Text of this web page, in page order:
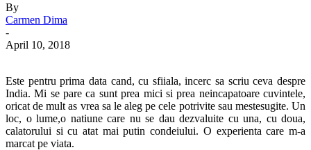
By
Carmen Dima
-
April 10, 2018
Este pentru prima data cand, cu sfiiala, incerc sa scriu ceva despre
India. Mi se pare ca sunt prea mici si prea neincapatoare cuvintele,
oricat de mult as vrea sa le aleg pe cele potrivite sau mestesugite. Un
loc, o lume,o natiune care nu se dau dezvaluite cu una, cu doua,
calatorului si cu atat mai putin condeiului. O experienta care m-a
marcat pe viata.